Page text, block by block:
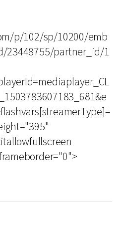
p/102/sp/10200/emb
23448755/partner_id/1